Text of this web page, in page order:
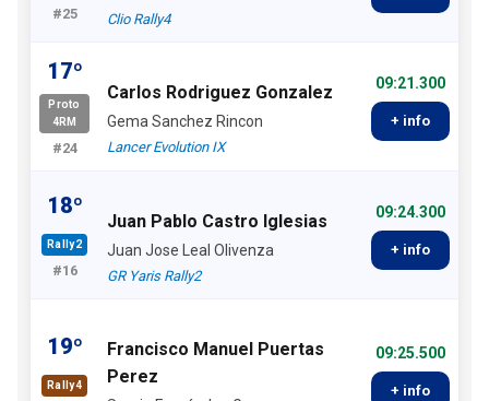
#25 Clio Rally4
17º
Proto
4RM
#24
Carlos Rodriguez Gonzalez
Gema Sanchez Rincon
Lancer Evolution IX
09:21.300
+ info
18º
Rally2
#16
Juan Pablo Castro Iglesias
Juan Jose Leal Olivenza
GR Yaris Rally2
09:24.300
+ info
19º
Rally4
Francisco Manuel Puertas
Perez
09:25.500
+ info